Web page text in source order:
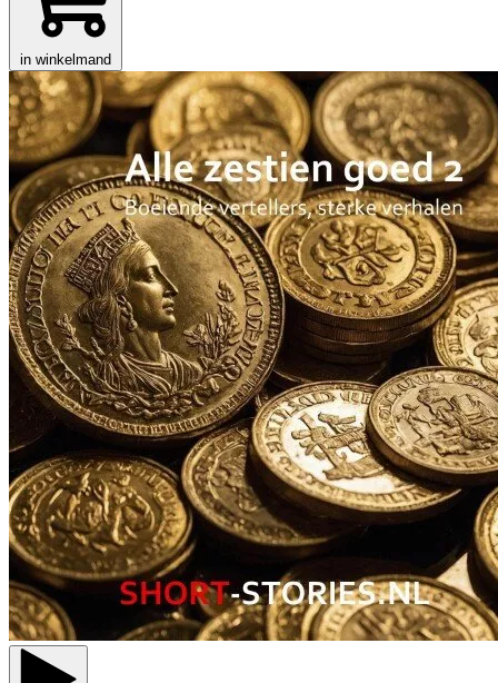
in winkelmand